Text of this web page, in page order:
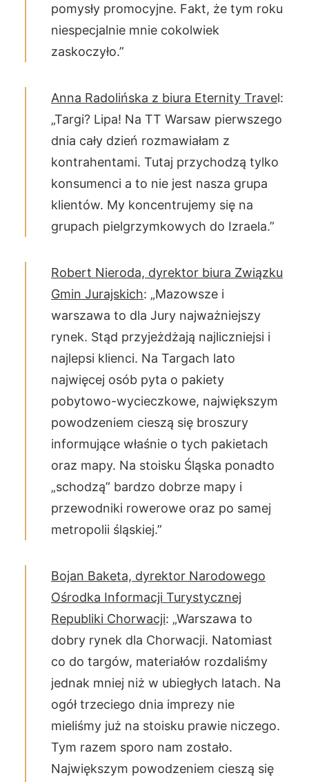
pomysły promocyjne. Fakt, że tym roku
niespecjalnie mnie cokolwiek
zaskoczyło.”
Anna Radolińska z biura Eternity Travel:
„Targi? Lipa! Na TT Warsaw pierwszego
dnia cały dzień rozmawiałam z
kontrahentami. Tutaj przychodzą tylko
konsumenci a to nie jest nasza grupa
klientów. My koncentrujemy się na
grupach pielgrzymkowych do Izraela.”
Robert Nieroda, dyrektor biura Związku
Gmin Jurajskich: „Mazowsze i
warszawa to dla Jury najważniejszy
rynek. Stąd przyjeżdżają najliczniejsi i
najlepsi klienci. Na Targach lato
najwięcej osób pyta o pakiety
pobytowo-wycieczkowe, największym
powodzeniem cieszą się broszury
informujące właśnie o tych pakietach
oraz mapy. Na stoisku Śląska ponadto
„schodzą” bardzo dobrze mapy i
przewodniki rowerowe oraz po samej
metropolii śląskiej.”
Bojan Baketa, dyrektor Narodowego
Ośrodka Informacji Turystycznej
Republiki Chorwacji: „Warszawa to
dobry rynek dla Chorwacji. Natomiast
co do targów, materiałów rozdaliśmy
jednak mniej niż w ubiegłych latach. Na
ogół trzeciego dnia imprezy nie
mieliśmy już na stoisku prawie niczego.
Tym razem sporo nam zostało.
Największym powodzeniem cieszą się